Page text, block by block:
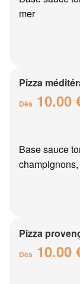
mer
Pizza
Dès 10.00
Base sauce
Pizza
Dès 10.00